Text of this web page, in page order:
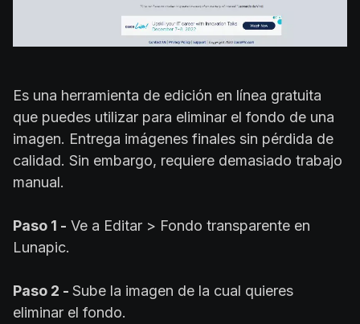
Es una herramienta de edición en línea gratuita
que puedes utilizar para eliminar el fondo de una
imagen. Entrega imágenes finales sin pérdida de
calidad. Sin embargo, requiere demasiado trabajo
manual.
Paso 1 - Ve a Editar > Fondo transparente en
Lunapic.
Paso 2 - Sube la imagen de la cual quieres
eliminar el fondo.